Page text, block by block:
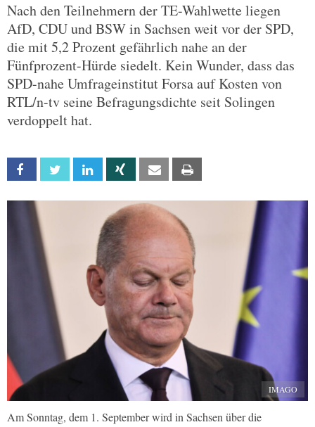
Nach den Teilnehmern der TE-Wahlwette liegen
AfD, CDU und BSW in Sachsen weit vor der SPD,
die mit 5,2 Prozent gefährlich nahe an der
Fünfprozent-Hürde siedelt. Kein Wunder, dass das
SPD-nahe Umfrageinstitut Forsa auf Kosten von
RTL/n-tv seine Befragungsdichte seit Solingen
verdoppelt hat.
Facebook Twitter Linkedin Xing Email
IMAGO
Am Sonntag, dem 1. September wird in Sachsen über die